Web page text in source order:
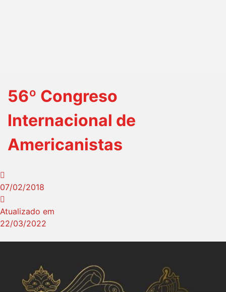
56º Congreso
Internacional de
Americanistas
07/02/2018
Atualizado em
22/03/2022